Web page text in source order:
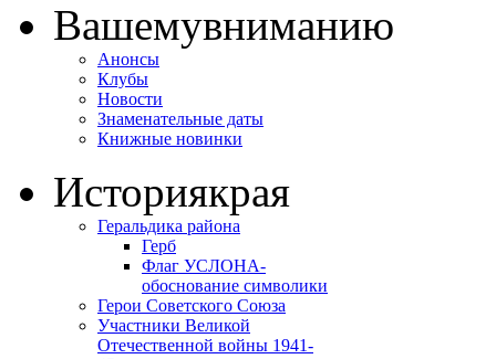
Вашемувниманию
Анонсы
Клубы
Новости
Знаменательные даты
Книжные новинки
Историякрая
Геральдика района
Герб
Флаг УСЛОНА-
обоснование символики
Герои Советского Союза
Участники Великой
Отечественной войны 1941-